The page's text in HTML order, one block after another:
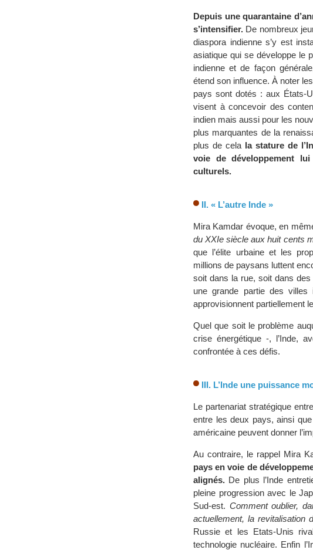
Depuis une quarantaine
s’intensifier. De nombreux
diaspora indienne s’y est
asiatique qui se développe le
indienne et de façon
étend son influence. À noter
pays sont dotés : aux États-
visent à concevoir des
indien mais aussi pour les
plus marquantes de la
plus de cela la stature de
voie de développement
culturels.
II. « L’autre Inde »
Mira Kamdar évoque, en
du XXIe siècle aux huit cents
que l’élite urbaine et les
millions de paysans luttent
soit dans la rue, soit dans des
une grande partie des villes
approvisionnent partiellement
Quel que soit le problème
crise énergétique -, l’Inde,
confrontée à ces défis.
III. L’Inde une puissance
Le partenariat stratégique
entre les deux pays, ainsi que
américaine peuvent donner
Au contraire, le rappel Mira
pays en voie de
alignés. De plus l’Inde
pleine progression avec le
Sud-est. Comment oublier,
actuellement, la revitalisation
Russie et les Etats-Unis
technologie nucléaire. Enfin